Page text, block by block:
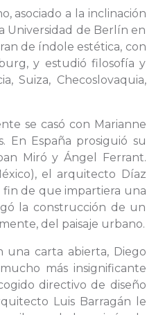
asociado a la inclinación
Universidad de Berlín en
de índole estética, con
y estudió filosofía y
Suiza, Checoslovaquia,
se casó con Marianne
En España prosiguió su
Miró y Ángel Ferrant.
el arquitecto Díaz
fin de que impartiera una
la construcción de un
del paisaje urbano.
una carta abierta, Diego
más insignificante
directivo de diseño
Luis Barragán le